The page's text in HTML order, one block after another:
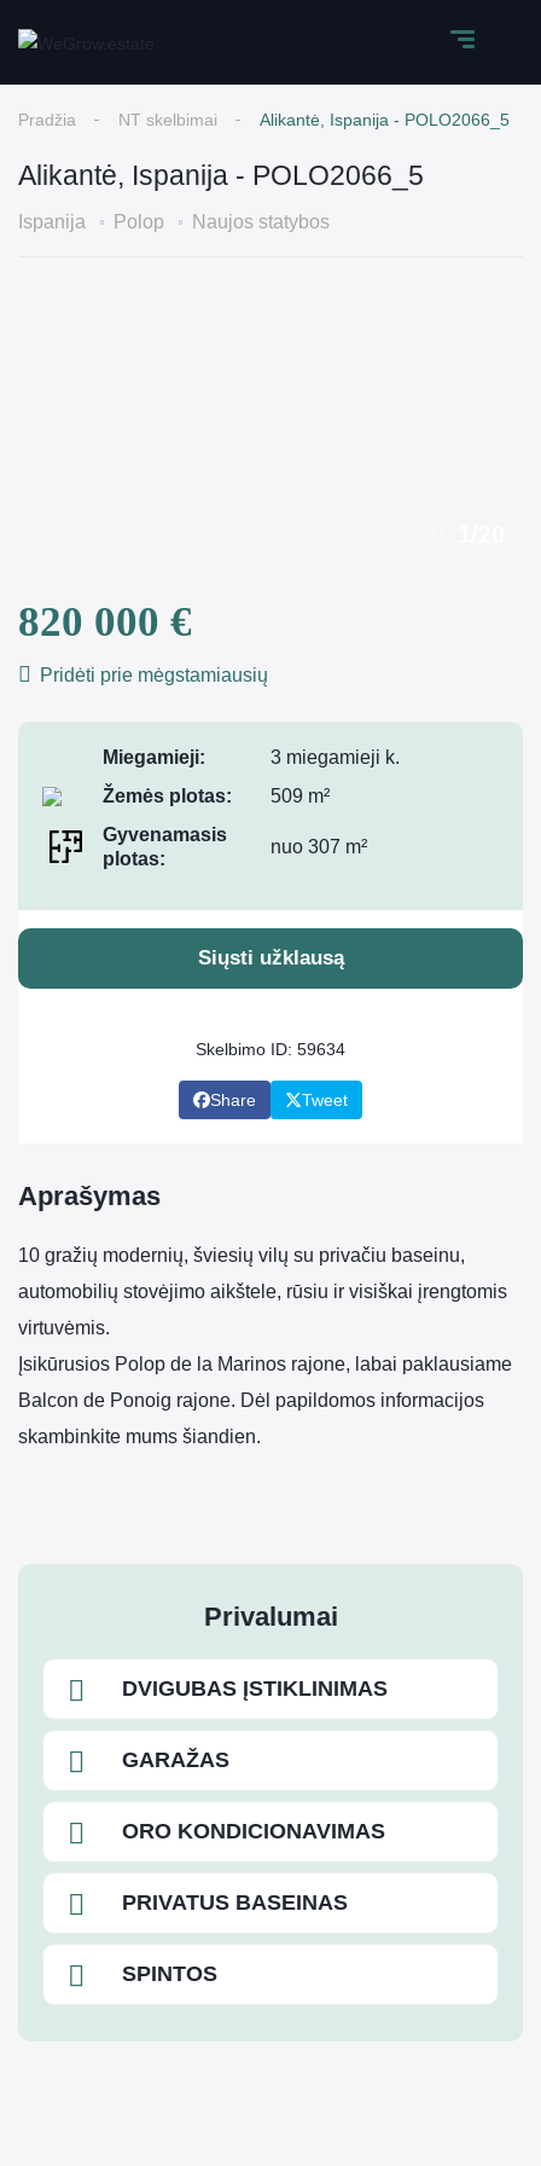
Pradžia NT skelbimai Alikantė, Ispanija - POLO2066_5
Alikantė, Ispanija - POLO2066_5
Ispanija Polop Naujos statybos
820 000 €
Pridėti prie mėgstamiausių
Miegamieji:
3 miegamieji k.
Žemės plotas:
509 m²
Gyvenamasis
plotas:
nuo 307 m²
Siųsti užklausą
Skelbimo ID: 59634
Share Tweet
Aprašymas
10 gražių modernių, šviesių vilų su privačiu baseinu,
automobilių stovėjimo aikštele, rūsiu ir visiškai įrengtomis
virtuvėmis.
Įsikūrusios Polop de la Marinos rajone, labai paklausiame
Balcon de Ponoig rajone. Dėl papildomos informacijos
skambinkite mums šiandien.
Privalumai
DVIGUBAS ĮSTIKLINIMAS
GARAŽAS
ORO KONDICIONAVIMAS
PRIVATUS BASEINAS
SPINTOS